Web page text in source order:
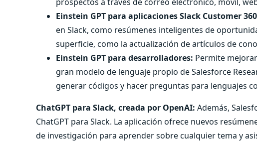
Einstein GPT para aplicaciones Slack Customer
en Slack, como resúmenes inteligentes de
superficie, como la actualización de artículos de
Einstein GPT para desarrolladores: Permite
gran modelo de lenguaje propio de Salesforce
generar códigos y hacer preguntas para lenguajes
ChatGPT para Slack, creada por OpenAI: Además,
ChatGPT para Slack. La aplicación ofrece nuevos
de investigación para aprender sobre cualquier tema y